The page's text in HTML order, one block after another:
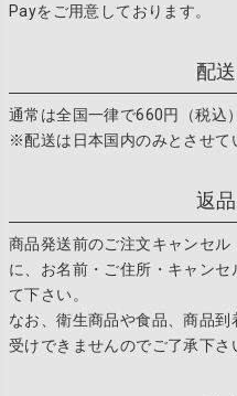
Payをご用意しております。
配
通常は全国一律で660円（税込
※配送は日本国内のみとさせて
返
商品発送前のご注文キャンセ
に、お名前・ご住所・キャン
て下さい。
なお、衛生商品や食品、商品
受けできませんのでご了承下さ